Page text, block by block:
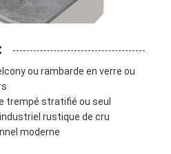
ou rambarde en verre ou
trempé stratifié ou seul
rustique de cru
moderne